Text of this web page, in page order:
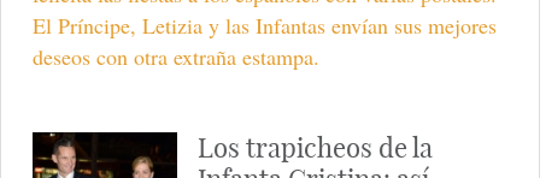
El Príncipe, Letizia y las Infantas envían sus mejores
deseos con otra extraña estampa.
Los trapicheos de la